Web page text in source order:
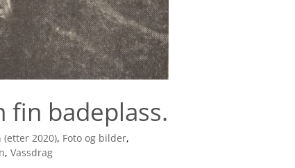
fin badeplass.
(etter 2020), Foto og bilder,
,Vassdrag